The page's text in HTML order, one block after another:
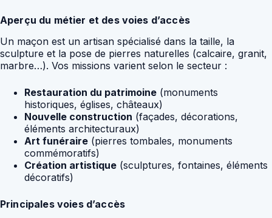
Aperçu du métier et des voies d’accès
Un maçon est un artisan spécialisé dans la taille, la
sculpture et la pose de pierres naturelles (calcaire, granit,
marbre…). Vos missions varient selon le secteur :
Restauration du patrimoine (monuments
historiques, églises, châteaux)
Nouvelle construction (façades, décorations,
éléments architecturaux)
Art funéraire (pierres tombales, monuments
commémoratifs)
Création artistique (sculptures, fontaines, éléments
décoratifs)
Principales voies d’accès